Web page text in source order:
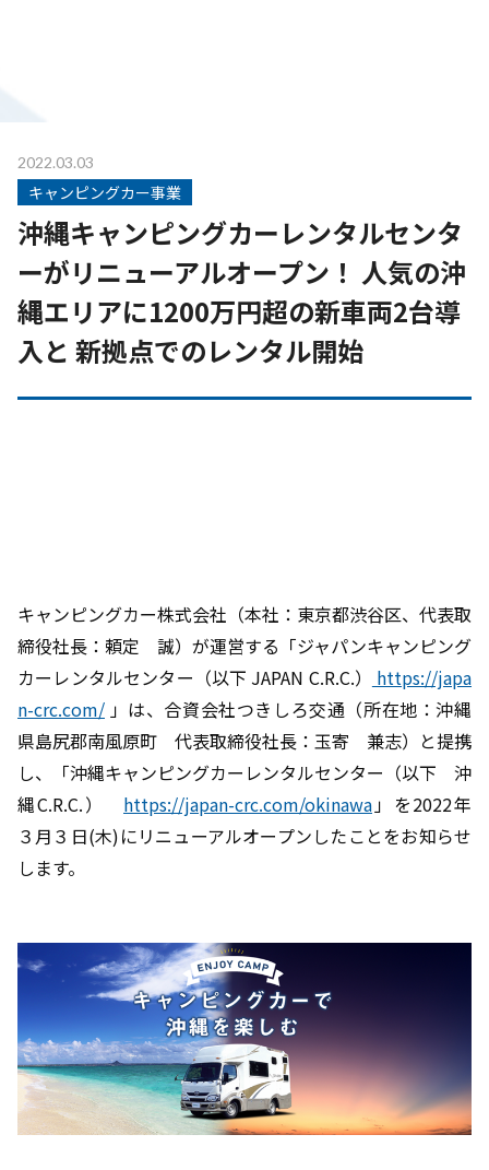
2022.03.03
キャンピングカー事業
沖縄キャンピングカーレンタルセンタ
ーがリニューアルオープン！ 人気の沖
縄エリアに1200万円超の新車両2台導
入と 新拠点でのレンタル開始
キャンピングカー株式会社（本社：東京都渋谷区、代表取
締役社長：頼定 誠）が運営する「ジャパンキャンピング
カーレンタルセンター（以下 JAPAN C.R.C.）
https://japa
n-crc.com/ 」は、合資会社つきしろ交通（所在地：沖縄
県島尻郡南風原町 代表取締役社長：玉寄 兼志）と提携
し、「沖縄キャンピングカーレンタルセンター（以下 沖
縄C.R.C.） https://japan-crc.com/okinawa」を2022年
３月３日(木)にリニューアルオープンしたことをお知らせ
します。